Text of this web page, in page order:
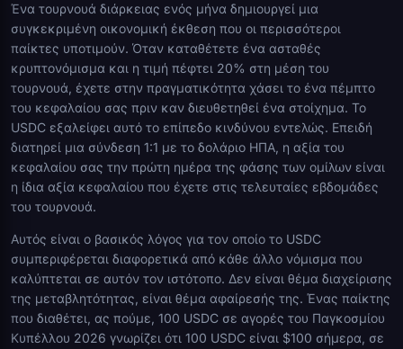
Ένα τουρνουά διάρκειας ενός μήνα δημιουργεί μια
συγκεκριμένη οικονομική έκθεση που οι περισσότεροι
παίκτες υποτιμούν. Όταν καταθέτετε ένα ασταθές
κρυπτονόμισμα και η τιμή πέφτει 20% στη μέση του
τουρνουά, έχετε στην πραγματικότητα χάσει το ένα πέμπτο
του κεφαλαίου σας πριν καν διευθετηθεί ένα στοίχημα. Το
USDC εξαλείφει αυτό το επίπεδο κινδύνου εντελώς. Επειδή
διατηρεί μια σύνδεση 1:1 με το δολάριο ΗΠΑ, η αξία του
κεφαλαίου σας την πρώτη ημέρα της φάσης των ομίλων είναι
η ίδια αξία κεφαλαίου που έχετε στις τελευταίες εβδομάδες
του τουρνουά.
Αυτός είναι ο βασικός λόγος για τον οποίο το USDC
συμπεριφέρεται διαφορετικά από κάθε άλλο νόμισμα που
καλύπτεται σε αυτόν τον ιστότοπο. Δεν είναι θέμα διαχείρισης
της μεταβλητότητας, είναι θέμα αφαίρεσής της. Ένας παίκτης
που διαθέτει, ας πούμε, 100 USDC σε αγορές του Παγκοσμίου
Κυπέλλου 2026 γνωρίζει ότι 100 USDC είναι $100 σήμερα, σε